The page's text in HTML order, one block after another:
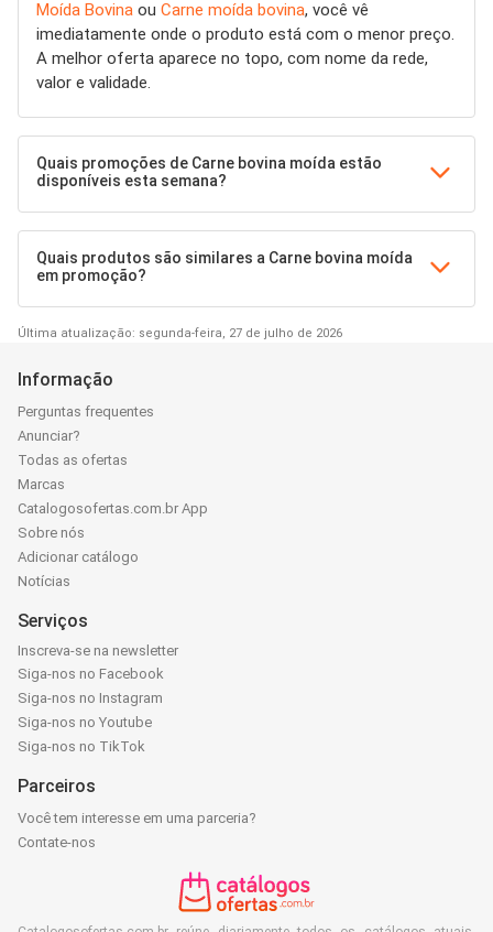
Moída Bovina ou Carne moída bovina, você vê
imediatamente onde o produto está com o menor preço.
A melhor oferta aparece no topo, com nome da rede,
valor e validade.
Quais promoções de Carne bovina moída estão
disponíveis esta semana?
Quais produtos são similares a Carne bovina moída
em promoção?
Última atualização: segunda-feira, 27 de julho de 2026
Informação
Perguntas frequentes
Anunciar?
Todas as ofertas
Marcas
Catalogosofertas.com.br App
Sobre nós
Adicionar catálogo
Notícias
Serviços
Inscreva-se na newsletter
Siga-nos no Facebook
Siga-nos no Instagram
Siga-nos no Youtube
Siga-nos no TikTok
Parceiros
Você tem interesse em uma parceria?
Contate-nos